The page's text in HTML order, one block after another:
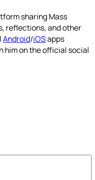
sharing Mass
reflections, and other
Android/iOSapps
him on the official social